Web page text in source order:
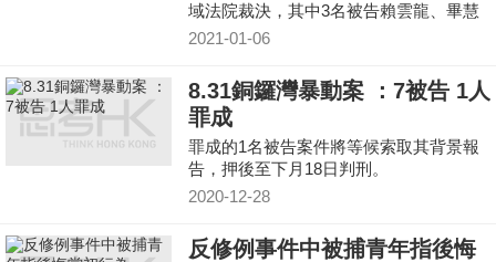
域法院裁決，其中3名被告賴雲龍、畢慧
芬及何家樂暴動罪成。
2021-01-06
8.31銅鑼灣暴動案 ：7被告 1人
罪成
罪成的1名被告案件將等候索取其背景報
告，押後至下月18日判刑。
2020-12-28
反修例事件中被捕青年指後悔